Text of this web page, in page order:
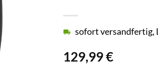
129,99€
sofort versandfertig,